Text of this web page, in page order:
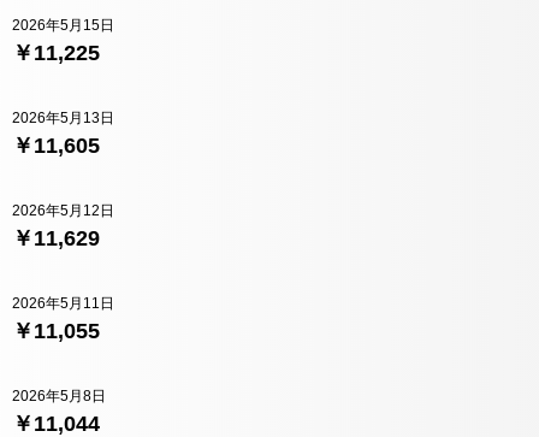
￥11,225
2026年5月15日
￥11,605
2026年5月13日
￥11,629
2026年5月12日
￥11,055
2026年5月11日
￥11,044
2026年5月8日